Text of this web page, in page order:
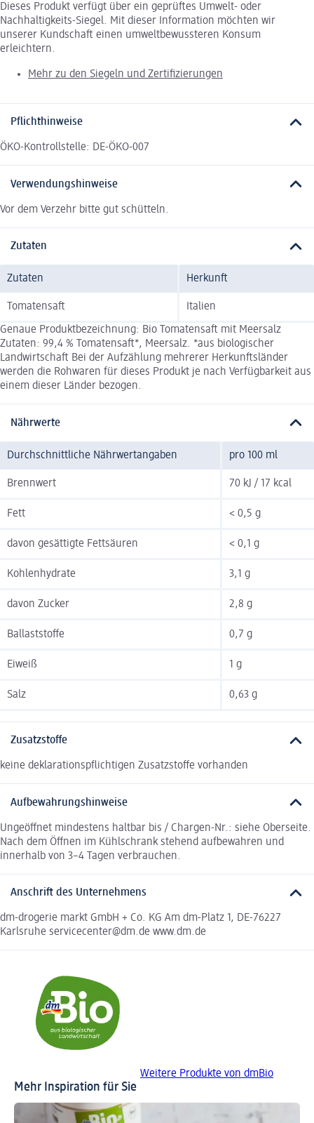
Dieses Produkt verfügt über ein geprüftes Umwelt- oder
Nachhaltigkeits-Siegel. Mit dieser Information möchten wir
unserer Kundschaft einen umweltbewussteren Konsum
erleichtern.
Mehr zu den Siegeln und Zertifizierungen
Pflichthinweise
ÖKO-Kontrollstelle: DE-ÖKO-007
Verwendungshinweise
Vor dem Verzehr bitte gut schütteln.
Zutaten
Zutaten Herkunft
Tomatensaft Italien
Genaue Produktbezeichnung: Bio Tomatensaft mit Meersalz
Zutaten: 99,4 % Tomatensaft*, Meersalz. *aus biologischer
Landwirtschaft Bei der Aufzählung mehrerer Herkunftsländer
werden die Rohwaren für dieses Produkt je nach Verfügbarkeit aus
einem dieser Länder bezogen.
Nährwerte
Durchschnittliche Nährwertangaben pro 100 ml
Brennwert 70 kJ / 17 kcal
Fett < 0,5 g
davon gesättigte Fettsäuren < 0,1 g
Kohlenhydrate 3,1 g
davon Zucker 2,8 g
Ballaststoffe 0,7 g
Eiweiß 1 g
Salz 0,63 g
Zusatzstoffe
keine deklarationspflichtigen Zusatzstoffe vorhanden
Aufbewahrungshinweise
Ungeöffnet mindestens haltbar bis / Chargen-Nr.: siehe Oberseite.
Nach dem Öffnen im Kühlschrank stehend aufbewahren und
innerhalb von 3–4 Tagen verbrauchen.
Anschrift des Unternehmens
dm-drogerie markt GmbH + Co. KG Am dm-Platz 1, DE-76227
Karlsruhe servicecenter@dm.de www.dm.de
Weitere Produkte von dmBio
Mehr Inspiration für Sie